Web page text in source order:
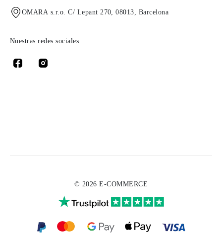
OMARA s.r.o. C/ Lepant 270, 08013, Barcelona
Nuestras redes sociales
© 2026 E-COMMERCE